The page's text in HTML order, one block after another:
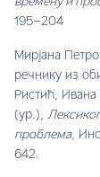
времену и
195–204
Мирјана
речнику из
Ристић,
(ур.),
проблема,
642.